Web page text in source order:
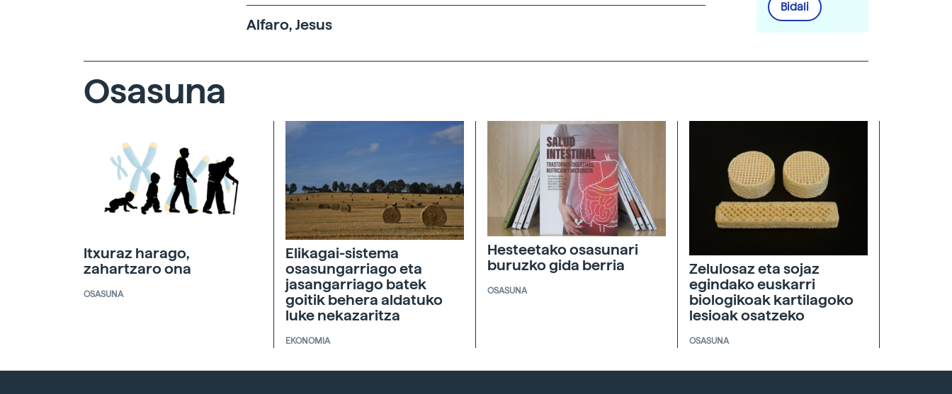
Alfaro, Jesus
Bidali
Osasuna
Itxuraz harago,
zahartzaro ona
OSASUNA
Elikagai-sistema
osasungarriago eta
jasangarriago batek
goitik behera aldatuko
luke nekazaritza
EKONOMIA
Hesteetako osasunari
buruzko gida berria
OSASUNA
Zelulosaz eta sojaz
egindako euskarri
biologikoak kartilagoko
lesioak osatzeko
OSASUNA